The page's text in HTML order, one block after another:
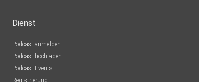
Dienst
Podcast anmelden
Podcast hochladen
Podcast-Events
Registrierung